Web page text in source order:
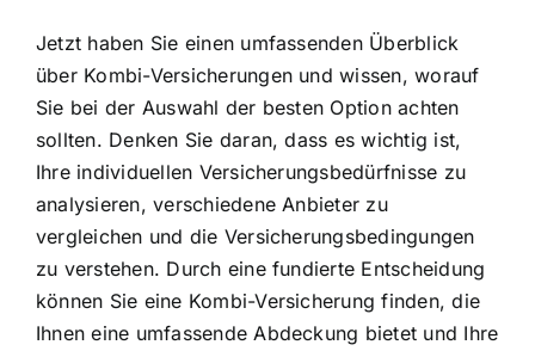
Jetzt haben Sie einen umfassenden Überblick
über Kombi-Versicherungen und wissen, worauf
Sie bei der Auswahl der besten Option achten
sollten. Denken Sie daran, dass es wichtig ist,
Ihre individuellen Versicherungsbedürfnisse zu
analysieren, verschiedene Anbieter zu
vergleichen und die Versicherungsbedingungen
zu verstehen. Durch eine fundierte Entscheidung
können Sie eine Kombi-Versicherung finden, die
Ihnen eine umfassende Abdeckung bietet und Ihre